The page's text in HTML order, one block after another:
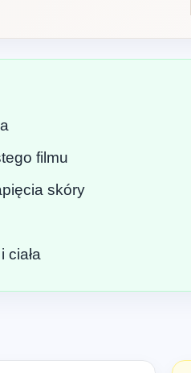
filmu
skóry
ciała